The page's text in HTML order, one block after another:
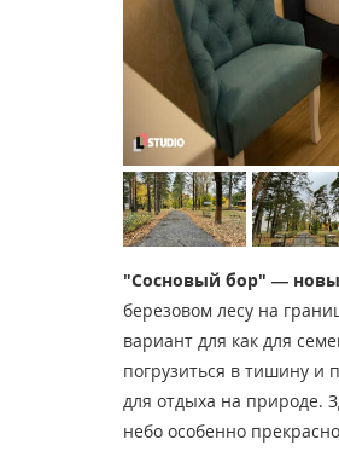
"Сосновый бор" —
березовом лесу на
вариант для как для
погрузиться в тишину и
для отдыха на природе.
небо особенно